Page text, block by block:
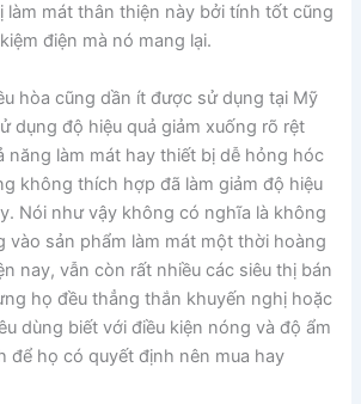
làm mát thân thiện này bởi tính tốt cũng
điện mà nó mang lại.
hòa cũng dần ít được sử dụng tại Mỹ
dụng độ hiệu quả giảm xuống rõ rệt
năng làm mát hay thiết bị dễ hỏng hóc
không thích hợp đã làm giảm độ hiệu
Nói như vậy không có nghĩa là không
vào sản phẩm làm mát một thời hoàng
nay, vẫn còn rất nhiều các siêu thị bán
họ đều thẳng thắn khuyến nghị hoặc
dùng biết với điều kiện nóng và độ ẩm
để họ có quyết định nên mua hay